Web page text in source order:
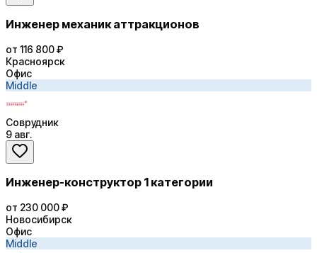
Инженер механик аттракционов
от 116 800 ₽
Красноярск
Офис
Middle
Соврудник
9 авг.
Инженер-конструктор 1 категории
от 230 000 ₽
Новосибирск
Офис
Middle